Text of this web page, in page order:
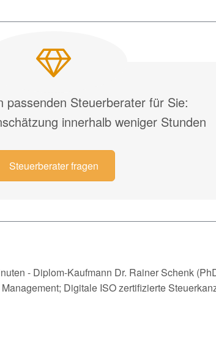
passenden Steuerberater für Sie:
innerhalb weniger Stunden
Steuerberater fragen
- Diplom-Kaufmann Dr. Rainer Schenk
Digitale ISO zertifizierte